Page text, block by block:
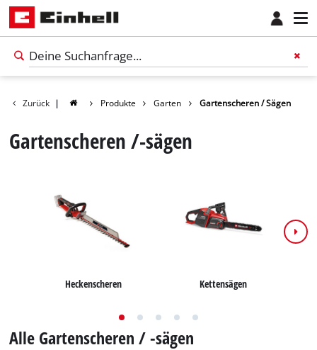
Zurück | Produkte Garten Gartenscheren / Sägen
Gartenscheren /-sägen
Heckenscheren Kettensägen
Alle Gartenscheren / -sägen